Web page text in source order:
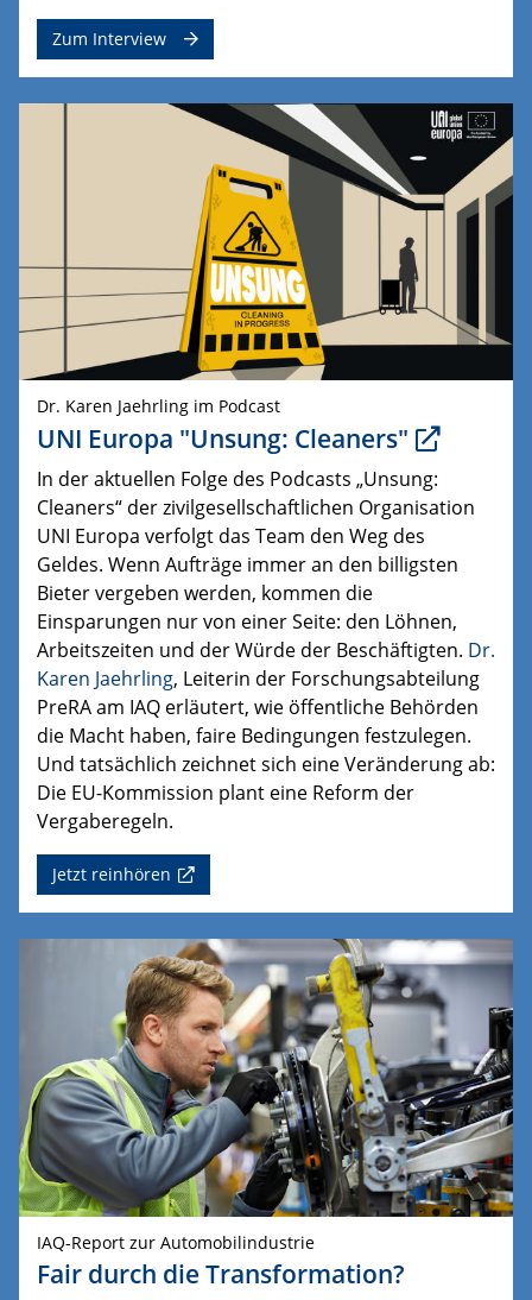
Zum Interview
Dr. Karen Jaehrling im Podcast
UNI Europa "Unsung: Cleaners"
In der aktuellen Folge des Podcasts „Unsung:
Cleaners“ der zivilgesellschaftlichen Organisation
UNI Europa verfolgt das Team den Weg des
Geldes. Wenn Aufträge immer an den billigsten
Bieter vergeben werden, kommen die
Einsparungen nur von einer Seite: den Löhnen,
Arbeitszeiten und der Würde der Beschäftigten. Dr.
Karen Jaehrling, Leiterin der Forschungsabteilung
PreRAam IAQ erläutert, wie öffentliche Behörden
die Macht haben, faire Bedingungen festzulegen.
Und tatsächlich zeichnet sich eine Veränderung ab:
Die EU-Kommission plant eine Reform der
Vergaberegeln.
Jetzt reinhören
IAQ-Report zur Automobilindustrie
Fair durch die Transformation?